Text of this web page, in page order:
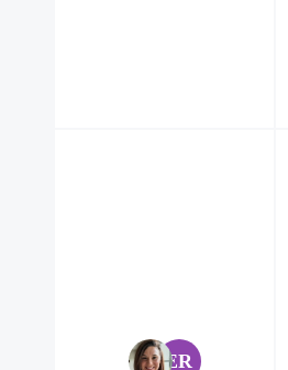
ER